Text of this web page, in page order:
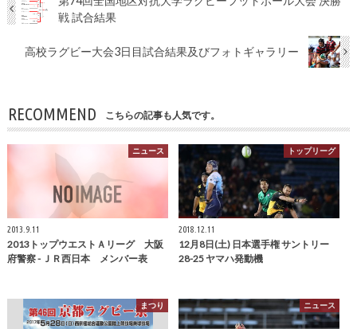
戦 試合結果
高校ラグビー大会3日目試合結果及びフォトギャラリー
RECOMMEND こちらの記事も人気です。
ニュース
2013.9.11
2013トップウエストＡリーグ 大阪
府警察 - ＪＲ西日本 メンバー表
トップリーグ
2018.12.11
12月8日(土) 日本選手権 サントリー
28-25 ヤマハ発動機
まつり ニュース